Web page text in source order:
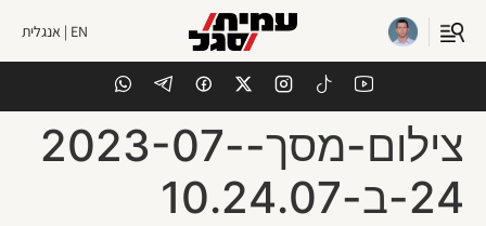
EN | אנגלית
צילום-מסך-2023-07-
24-ב-10.24.07